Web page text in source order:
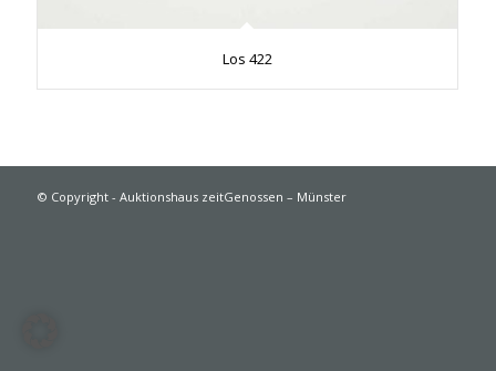
Los 422
© Copyright - Auktionshaus zeitGenossen – Münster